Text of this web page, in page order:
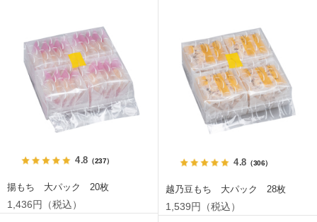
4.8（237）
揚もち 大パック 20枚
1,436円（税込）
4.8 （306）
越乃豆もち 大パック 28枚
1,539円（税込）